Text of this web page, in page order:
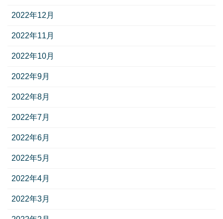
2022年12月
2022年11月
2022年10月
2022年9月
2022年8月
2022年7月
2022年6月
2022年5月
2022年4月
2022年3月